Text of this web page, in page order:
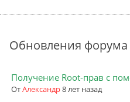
Обновления форума
Получение Root-прав с
ОтАлександр8 лет назад